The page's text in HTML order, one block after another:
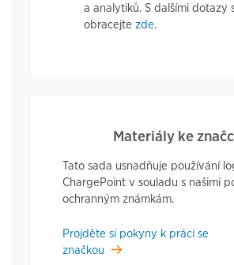
a analytiků. S dalšími dotazy
obracejtezde.
Materiály ke
Tato sada usnadňuje používání
ChargePoint v souladu s našimi
ochranným známkám.
Projděte si pokyny k práci se
značkou